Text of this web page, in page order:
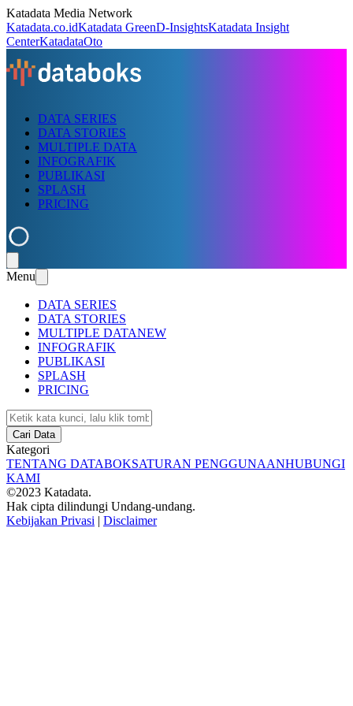
Katadata Media Network
Katadata.co.idKatadata GreenD-InsightsKatadata Insight
CenterKatadataOto
DATA SERIES
DATA STORIES
MULTIPLE DATA
INFOGRAFIK
PUBLIKASI
SPLASH
PRICING
Menu
DATA SERIES
DATA STORIES
MULTIPLE DATANEW
INFOGRAFIK
PUBLIKASI
SPLASH
PRICING
Cari Data
Kategori
TENTANG DATABOKSATURAN PENGGUNAANHUBUNGI
KAMI
©2023 Katadata.
Hak cipta dilindungi Undang-undang.
Kebijakan Privasi | Disclaimer